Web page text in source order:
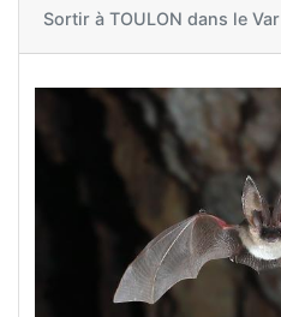
Sortir à TOULON dans le Var